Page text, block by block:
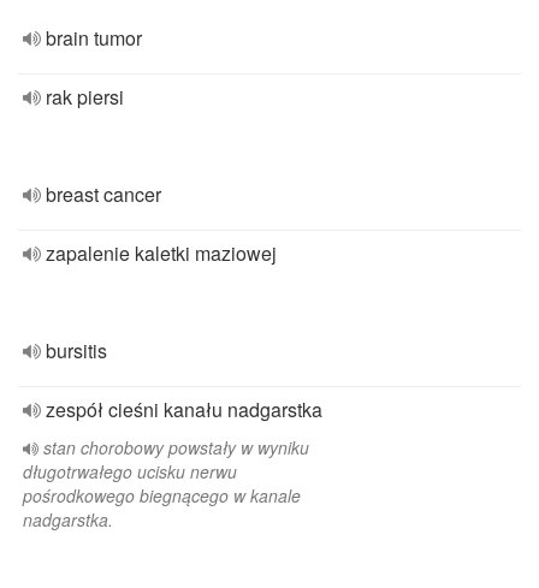
brain tumor
rak piersi
breast cancer
zapalenie kaletki maziowej
bursitis
zespół cieśni kanału nadgarstka
stan chorobowy powstały w wyniku
długotrwałego ucisku nerwu
pośrodkowego biegnącego w kanale
nadgarstka.